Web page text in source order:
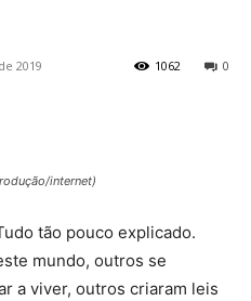
2019 0
1062
internet)
tão pouco explicado.
mundo, outros se
a viver, outros criaram leis